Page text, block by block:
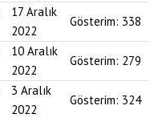
17 Aralık
2022
Gösterim: 338
10 Aralık
2022
Gösterim: 279
3 Aralık
2022
Gösterim: 324